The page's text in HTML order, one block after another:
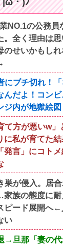
NO.1の公務員
。全く理由は
のせいかもし
にブチ切れ！
んだよ！コン
ジ内が地獄絵図
て方が悪いw」
に私が育てた
発言」にコト
巣が侵入。居
族の態度に
ピード展開へ
い
→旦那「妻の代